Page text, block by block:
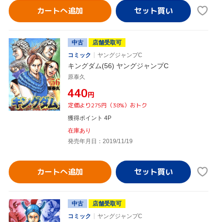
カートへ追加
中古
店舗受取可
コミック
ヤングジャンプC
キングダム(56) ヤングジャンプC
原泰久
¥440円
定価より275円（38%）おトク
獲得ポイント 4P
在庫あり
発売年月日：2019/11/19
カートへ追加
中古
店舗受取可
コミック
ヤングジャンプC